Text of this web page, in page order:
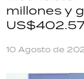
millones y
10 Agosto de